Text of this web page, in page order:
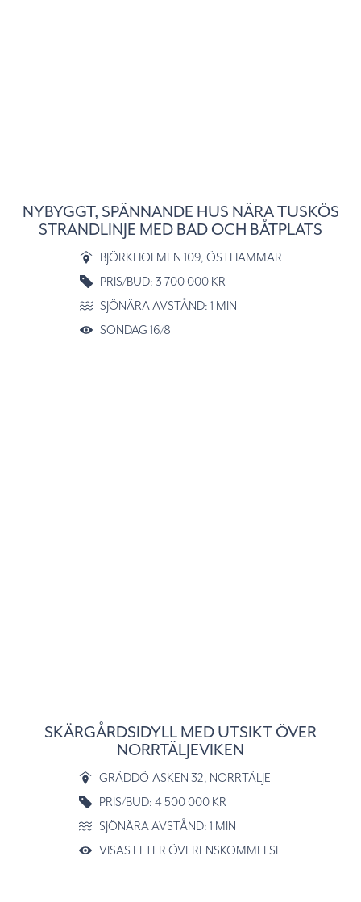
NYBYGGT, SPÄNNANDE HUS NÄRA TUSKÖS
STRANDLINJE MED BAD OCH BÅTPLATS
BJÖRKHOLMEN 109, ÖSTHAMMAR
PRIS/BUD: 3 700 000 KR
SJÖNÄRA AVSTÅND: 1 MIN
SÖNDAG 16/8
SKÄRGÅRDSIDYLL MED UTSIKT ÖVER
NORRTÄLJEVIKEN
GRÄDDÖ-ASKEN 32, NORRTÄLJE
PRIS/BUD: 4 500 000 KR
SJÖNÄRA AVSTÅND: 1 MIN
VISAS EFTER ÖVERENSKOMMELSE